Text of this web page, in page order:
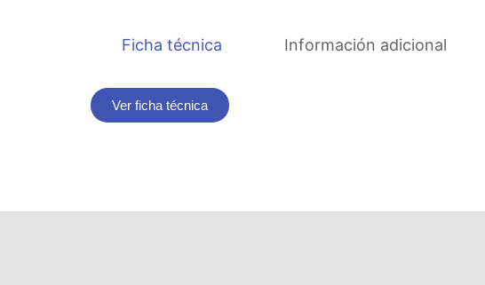
Ficha técnica Información adicional
Ver ficha técnica